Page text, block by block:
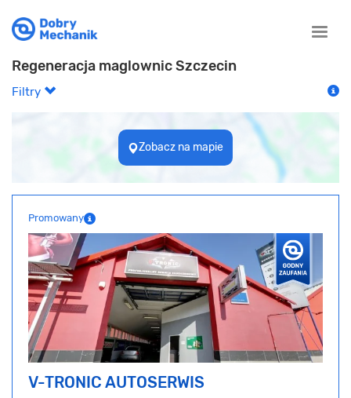
Toggle
Regeneracja maglownic Szczecin
Filtry
Zobacz na mapie
Promowany
V-TRONIC AUTOSERWIS